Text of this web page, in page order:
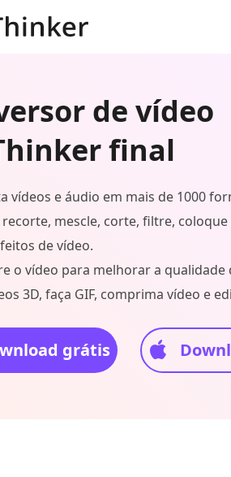
de vídeo
final
vídeos e áudio em mais de 1000
mescle, corte, filtre,
de vídeo.
o vídeo para melhorar a qualidade
3D, faça GIF, comprima vídeo e
grátis